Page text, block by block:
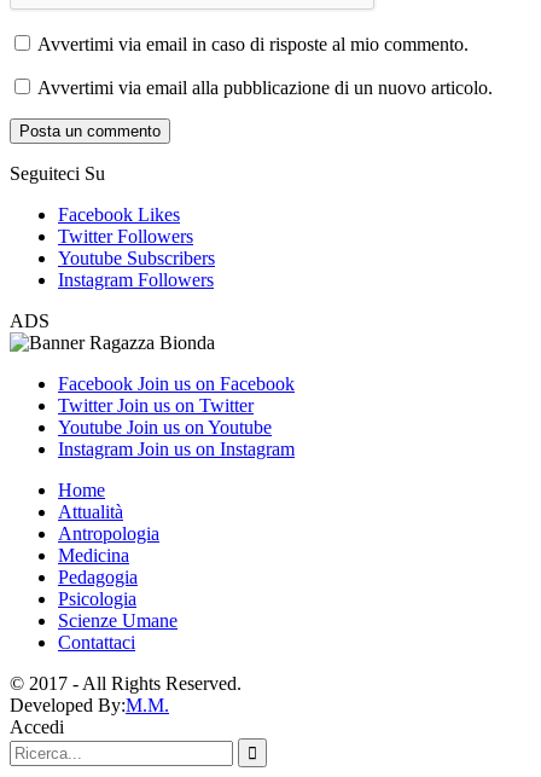
Avvertimi via email in caso di risposte al mio commento.
Avvertimi via email alla pubblicazione di un nuovo articolo.
Seguiteci Su
Facebook Likes
Twitter Followers
Youtube Subscribers
Instagram Followers
ADS
Facebook Join us on Facebook
Twitter Join us on Twitter
Youtube Join us on Youtube
Instagram Join us on Instagram
Home
Attualità
Antropologia
Medicina
Pedagogia
Psicologia
Scienze Umane
Contattaci
© 2017 - All Rights Reserved.
Developed By:M.M.
Accedi